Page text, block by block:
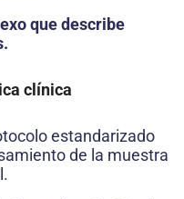
que describe
clínica
estandarizado
de la muestra